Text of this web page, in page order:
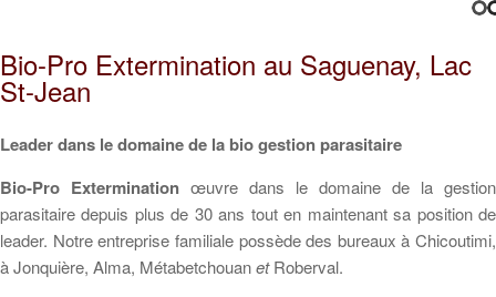
Bio-Pro Extermination au Saguenay, Lac
St-Jean
Leader dans le domaine de la bio gestion parasitaire
Bio-Pro Extermination œuvre dans le domaine de la gestion
parasitaire depuis plus de 30 ans tout en maintenant sa position de
leader. Notre entreprise familiale possède des bureaux à Chicoutimi,
à Jonquière, Alma, MétabetchouanetRoberval.